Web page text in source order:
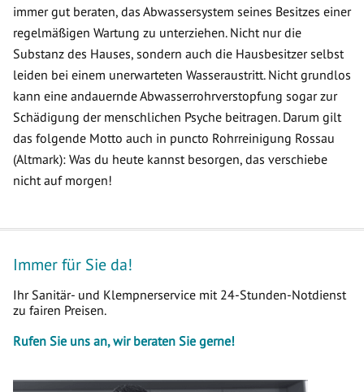
immer gut beraten, das Abwassersystem seines Besitzes einer
regelmäßigen Wartung zu unterziehen. Nicht nur die
Substanz des Hauses, sondern auch die Hausbesitzer selbst
leiden bei einem unerwarteten Wasseraustritt. Nicht grundlos
kann eine andauernde Abwasserrohrverstopfung sogar zur
Schädigung der menschlichen Psyche beitragen. Darum gilt
das folgende Motto auch in puncto Rohrreinigung Rossau
(Altmark): Was du heute kannst besorgen, das verschiebe
nicht auf morgen!
Immer für Sie da!
Ihr Sanitär- und Klempnerservice mit 24-Stunden-Notdienst
zu fairen Preisen.
Rufen Sie uns an, wir beraten Sie gerne!